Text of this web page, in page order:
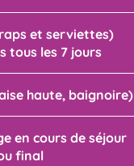
et serviettes)
tous les 7 jours
haute, baignoire)
en cours de séjour
final